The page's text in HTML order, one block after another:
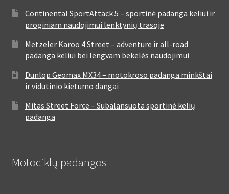
Continental SportAttack 5 – sportinė padanga keliui ir
proginiam naudojimui lenktynių trasoje
Metzeler Karoo 4 Street – adventure ir all-road
padanga keliui bei lengvam bekelės naudojimui
Dunlop Geomax MX34 – motokroso padanga minkštai
ir vidutinio kietumo dangai
Mitas Street Force – Subalansuota sportinė kelių
padanga
Motociklų padangos